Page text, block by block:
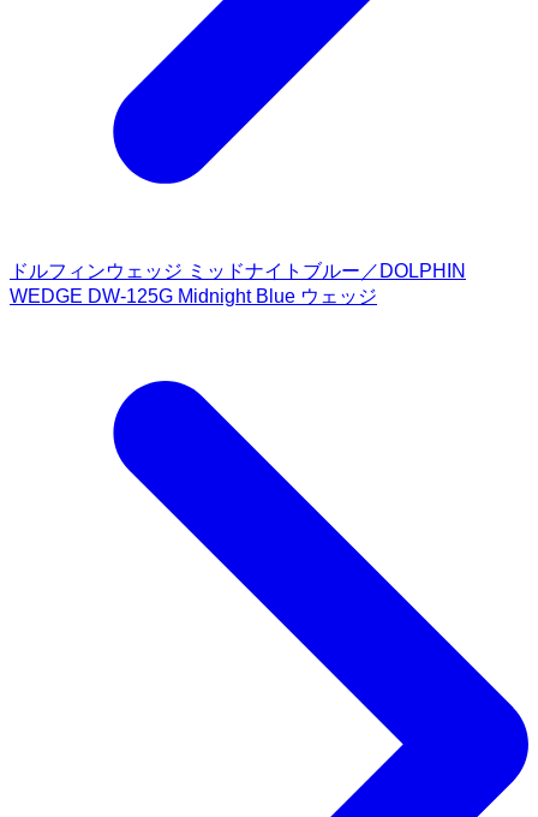
ドルフィンウェッジ ミッドナイトブルー／DOLPHIN
WEDGE DW-125G Midnight Blue ウェッジ